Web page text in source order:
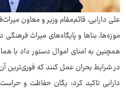
علی دارابی، قائم‌مقام وزیر و معاون
موزه‌ها، بناها و پایگاه‌های میراث
همچنین به امنای اموال دستور داد با
در شرایط بحران عمل کنند که فوری‌ترین
دارابی تاکید کرد: یگان حفاظت و